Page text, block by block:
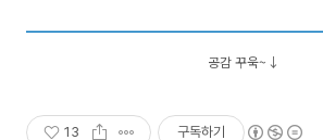
공감 꾸욱~↓
13 구독하기